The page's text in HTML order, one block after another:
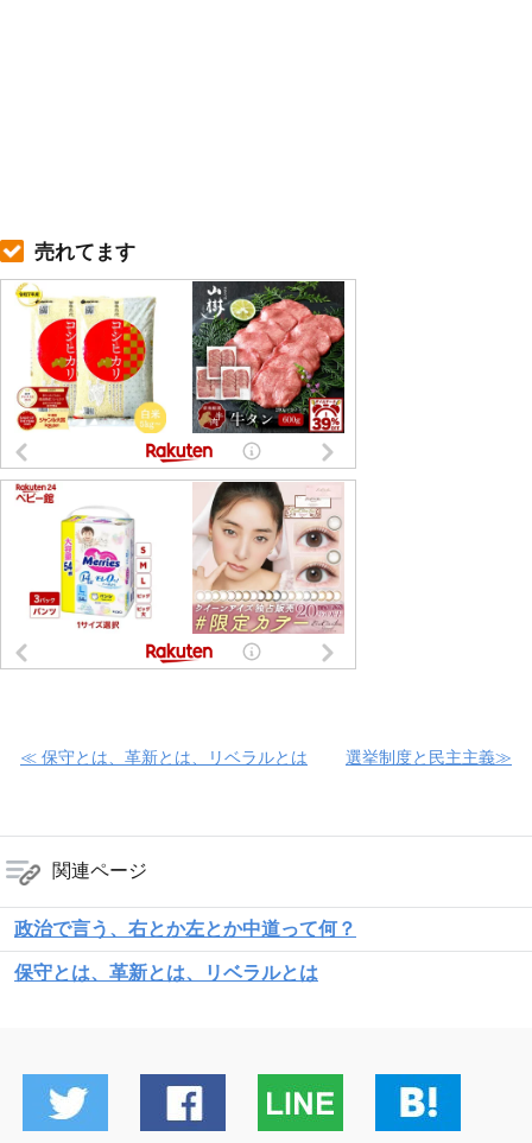
売れてます
≪ 保守とは、革新とは、リベラルとは 選挙制度と民主主義≫
関連ページ
政治で言う、右とか左とか中道って何？
保守とは、革新とは、リベラルとは